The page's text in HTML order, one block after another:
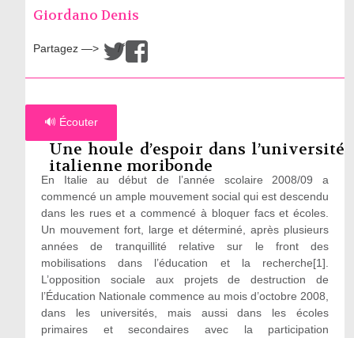
Giordano Denis
Partagez —> /
🔊 Écouter
Une houle d’espoir dans l’université
italienne moribonde
En Italie au début de l’année scolaire 2008/09 a
commencé un ample mouvement social qui est descendu
dans les rues et a commencé à bloquer facs et écoles.
Un mouvement fort, large et déterminé, après plusieurs
années de tranquillité relative sur le front des
mobilisations dans l’éducation et la recherche[1].
L’opposition sociale aux projets de destruction de
l’Éducation Nationale commence au mois d’octobre 2008,
dans les universités, mais aussi dans les écoles
primaires et secondaires avec la participation